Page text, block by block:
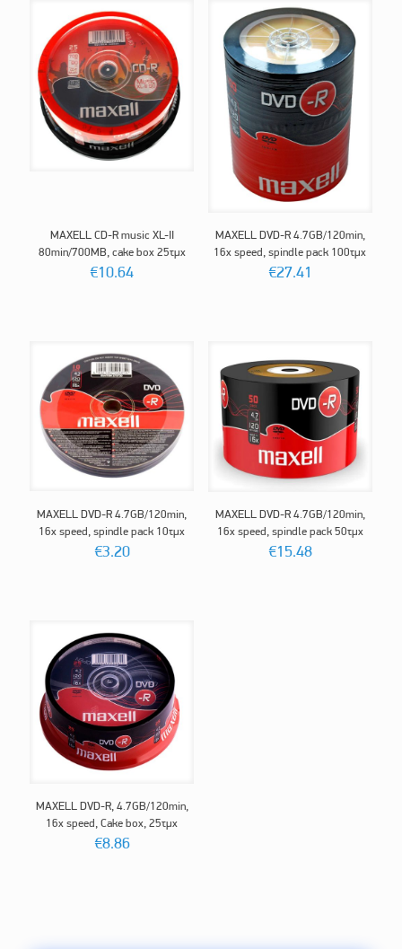
MAXELL CD-R music XL-II
80min/700MB, cake box 25τμχ
€10.64
MAXELL DVD-R 4.7GB/120min,
16x speed, spindle pack 100τμχ
€27.41
MAXELL DVD-R 4.7GB/120min,
16x speed, spindle pack 10τμχ
€3.20
MAXELL DVD-R 4.7GB/120min,
16x speed, spindle pack 50τμχ
€15.48
MAXELL DVD-R, 4.7GB/120min,
16x speed, Cake box, 25τμχ
€8.86